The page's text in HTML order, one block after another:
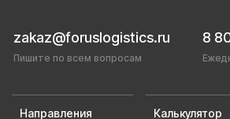
zakaz@foruslogistics.ru
Пишите по всем вопросам
8
Направления Калькулятор